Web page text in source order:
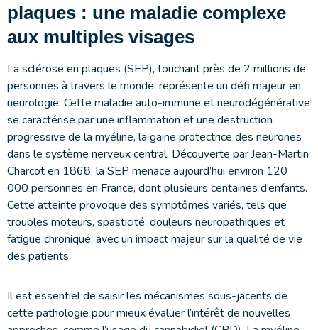
plaques : une maladie complexe
aux multiples visages
La sclérose en plaques (SEP), touchant près de 2 millions de
personnes à travers le monde, représente un défi majeur en
neurologie. Cette maladie auto-immune et neurodégénérative
se caractérise par une inflammation et une destruction
progressive de la myéline, la gaine protectrice des neurones
dans le système nerveux central. Découverte par Jean-Martin
Charcot en 1868, la SEP menace aujourd’hui environ 120
000 personnes en France, dont plusieurs centaines d’enfants.
Cette atteinte provoque des symptômes variés, tels que
troubles moteurs, spasticité, douleurs neuropathiques et
fatigue chronique, avec un impact majeur sur la qualité de vie
des patients.
Il est essentiel de saisir les mécanismes sous-jacents de
cette pathologie pour mieux évaluer l’intérêt de nouvelles